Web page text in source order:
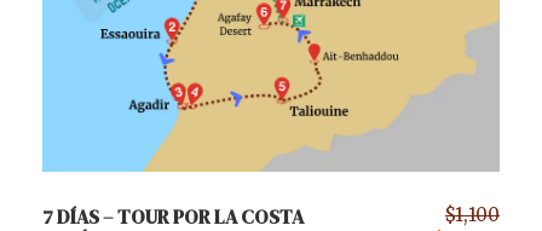
7 DÍAS – TOUR POR LA COSTA
$1,100